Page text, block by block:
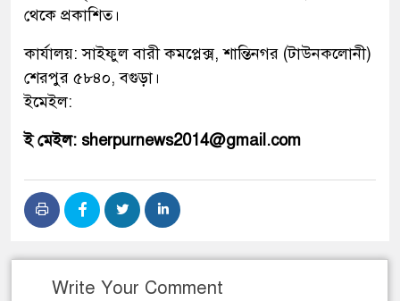
থেকে প্রকাশিত।
কার্যালয়: সাইফুল বারী কমপ্লেক্স, শান্তিনগর (টাউনকলোনী)
শেরপুর ৫৮৪০, বগুড়া।
ইমেইল:
ই মেইল: sherpurnews2014@gmail.com
Write Your Comment